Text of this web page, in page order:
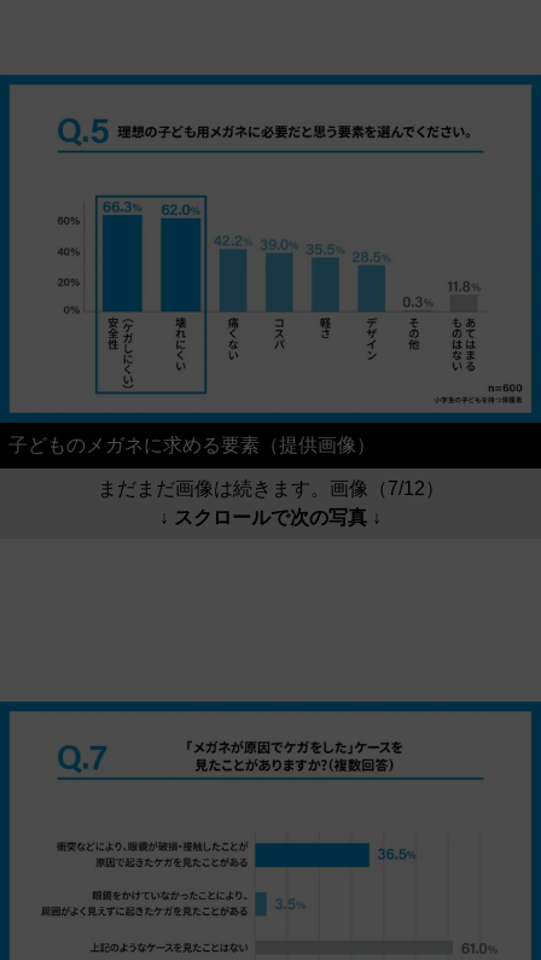
子どものメガネに求める要素（提供画像）
まだまだ画像は続きます。画像（7/12）
↓ スクロールで次の写真 ↓